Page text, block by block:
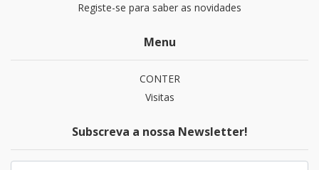
Registe-se para saber as novidades
Menu
CONTER
Visitas
Subscreva a nossa Newsletter!